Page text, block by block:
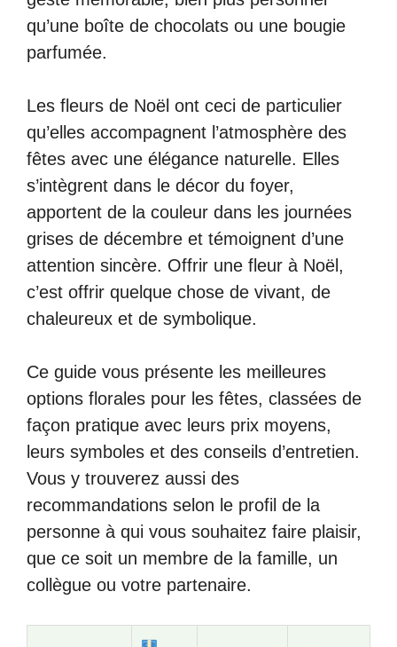
qu’une boîte de chocolats ou une bougie
parfumée.
Les fleurs de Noël ont ceci de particulier
qu’elles accompagnent l’atmosphère des
fêtes avec une élégance naturelle. Elles
s’intègrent dans le décor du foyer,
apportent de la couleur dans les journées
grises de décembre et témoignent d’une
attention sincère. Offrir une fleur à Noël,
c’est offrir quelque chose de vivant, de
chaleureux et de symbolique.
Ce guide vous présente les meilleures
options florales pour les fêtes, classées de
façon pratique avec leurs prix moyens,
leurs symboles et des conseils d’entretien.
Vous y trouverez aussi des
recommandations selon le profil de la
personne à qui vous souhaitez faire plaisir,
que ce soit un membre de la famille, un
collègue ou votre partenaire.